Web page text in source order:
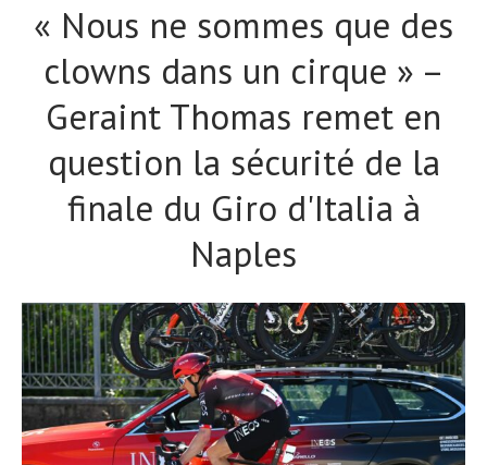
« Nous ne sommes que des
clowns dans un cirque » –
Geraint Thomas remet en
question la sécurité de la
finale du Giro d'Italia à
Naples